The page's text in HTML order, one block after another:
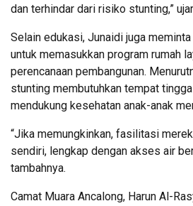
dan terhindar dari risiko stunting,”
Selain edukasi, Junaidi juga
untuk memasukkan program rumah
perencanaan pembangunan.
stunting membutuhkan tempat
mendukung kesehatan anak-anak
“Jika memungkinkan, fasilitasi
sendiri, lengkap dengan akses air
tambahnya.
Camat Muara Ancalong, Harun Al-